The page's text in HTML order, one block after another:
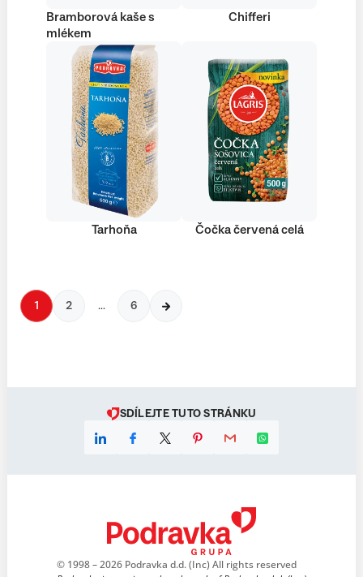
Bramborová kaše s
mlékem
Chifferi
Tarhoňa Čočka červená celá
1 2 … 6
SDÍLEJTE TUTO STRÁNKU
© 1998 – 2026 Podravka d.d. (Inc) All rights reserved